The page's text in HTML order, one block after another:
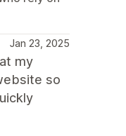
Jan 23, 2025
my
so